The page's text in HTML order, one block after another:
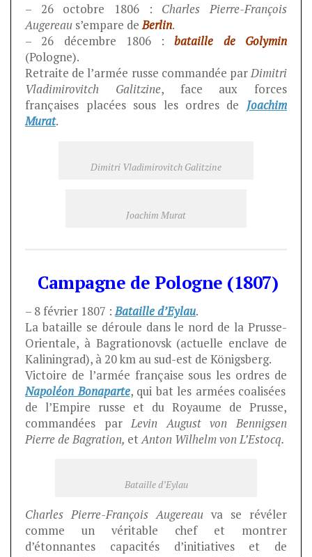
– 26 octobre 1806 : Charles Pierre-François
Augereau s’empare deBerlin.
– 26 décembre 1806 : bataille de Golymin
(Pologne).
Retraite de l’armée russe commandée parDimitri
Vladimirovitch Galitzine, face aux forces
françaises placées sous les ordres de Joachim
Murat.
Dimitri Vladimirovitch Galitzine
Joachim Murat
Campagne de Pologne (1807)
– 8 février 1807 :Bataille d’Eylau.
La bataille se déroule dans le nord de la Prusse-
Orientale, à Bagrationovsk (actuelle enclave de
Kaliningrad), à 20 km au sud-est de Königsberg.
Victoire de l’armée française sous les ordres de
Napoléon Bonaparte, qui bat les armées coalisées
de l’Empire russe et du Royaume de Prusse,
commandées parLevin August von Bennigsen
Pierre de Bagration, etAnton Wilhelm von L’Estocq.
Bataille d’Eylau
Charles Pierre-François Augereau va se révéler
comme un véritable chef et montrer
d’étonnantes capacités d’initiatives et de